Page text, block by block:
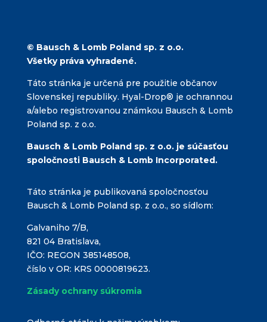
© Bausch & Lomb Poland sp. z o.o.
Všetky práva vyhradené.
Táto stránka je určená pre použitie občanov
Slovenskej republiky. Hyal-Drop® je ochrannou
a/alebo registrovanou známkou Bausch & Lomb
Poland sp. z o.o.
Bausch & Lomb Poland sp. z o.o. je súčasťou
spoločnosti Bausch & Lomb Incorporated.
Táto stránka je publikovaná spoločnosťou
Bausch & Lomb Poland sp. z o.o., so sídlom:
Galvaniho 7/B,
821 04 Bratislava,
IČO: REGON 385148508,
číslo v OR: KRS 0000819623.
Zásady ochrany súkromia